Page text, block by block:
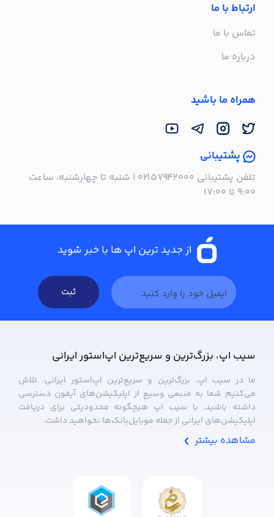
ارتباط با ما
تماس با ما
درباره ما
همراه ما باشید
پشتیبانی
تلفن پشتیبانی ۰۲۱۵۷۹۴۲۰۰۰ | شنبه تا چهارشنبه، ساعت
۹:۰۰ تا ۱۷:۰۰
از جدید ترین اپ ها با خبر شوید
ثبت
سیب ‌اپ، بزرگ‌ترین و سریع‌ترین اپ‌استور ایرانی
ما در سیب ‌اپ، بزرگ‌ترین و سریع‌ترین اپ‌استور ایرانی، تلاش
می‌کنیم شما به منبعی وسیع از اپلیکیشن‌های آیفون دسترسی
داشته باشید. با سیب ‌اپ هیچگونه محدودیتی برای دریافت
اپلیکیشن‌های ایرانی از جمله موبایل‌بانک‌ها نخواهید داشت.
مشاهده بیشتر